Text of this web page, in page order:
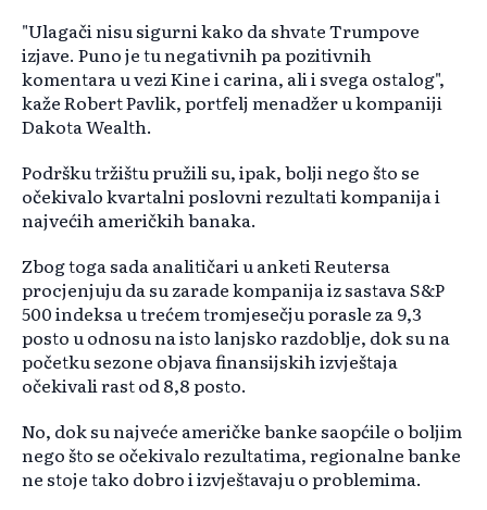
"Ulagači nisu sigurni kako da shvate Trumpove
izjave. Puno je tu negativnih pa pozitivnih
komentara u vezi Kine i carina, ali i svega ostalog",
kaže Robert Pavlik, portfelj menadžer u kompaniji
Dakota Wealth.
Podršku tržištu pružili su, ipak, bolji nego što se
očekivalo kvartalni poslovni rezultati kompanija i
najvećih američkih banaka.
Zbog toga sada analitičari u anketi Reutersa
procjenjuju da su zarade kompanija iz sastava S&P
500 indeksa u trećem tromjesečju porasle za 9,3
posto u odnosu na isto lanjsko razdoblje, dok su na
početku sezone objava finansijskih izvještaja
očekivali rast od 8,8 posto.
No, dok su najveće američke banke saopćile o boljim
nego što se očekivalo rezultatima, regionalne banke
ne stoje tako dobro i izvještavaju o problemima.